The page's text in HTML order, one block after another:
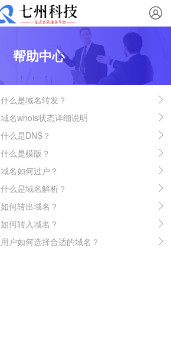
帮助中心
什么是域名转发？
域名whois状态详细说明
什么是DNS？
什么是模版？
域名如何过户？
什么是域名解析？
如何转出域名？
如何转入域名？
用户如何选择合适的域名？